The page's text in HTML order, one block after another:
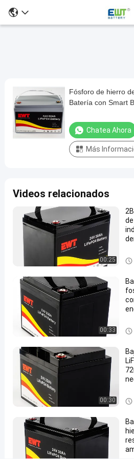
Fósforo
de
hierro
de
Batería
Smart
BMS
EWT
fábrica
mayorista
en
línea
batería
del
fosfato
del hierro
del litio
24v
2025-
09-16
57 Las
#
batería
del
fosfato
del
hierro
del litio
24v
Fósforo de hierro
Batería con Smart
Chatea Ahora
Más
Videos relacionados
00:25
el
00:33
el
00:30
el